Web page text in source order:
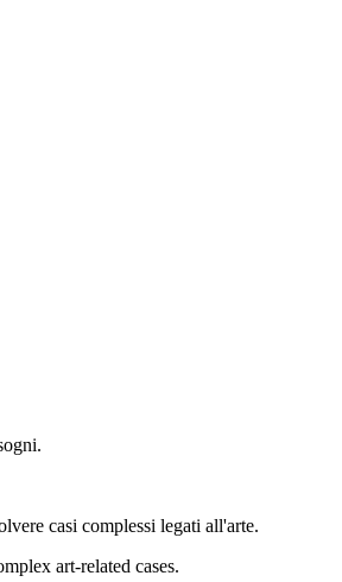
casi complessi legati all'arte.
art-related cases.